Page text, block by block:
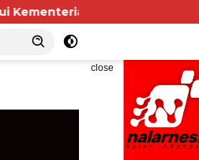
Pengurus Apartemen
close